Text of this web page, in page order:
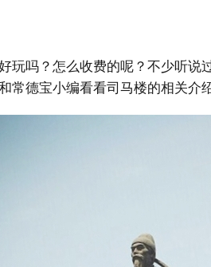
玩吗？怎么收费的呢？不少听
常德宝小编看看司马楼的相关介